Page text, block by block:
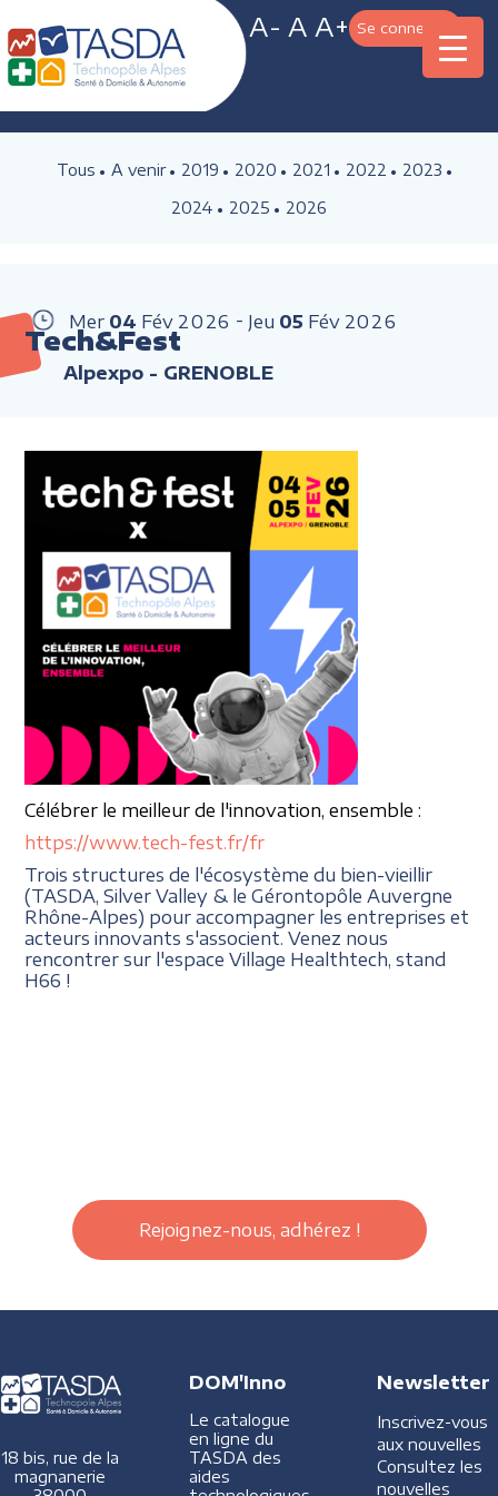
A- A A+ Se connecter
Tous A venir 2019 2020 2021 2022
2023
2024
2025 2026
Mer 04 Fév 2026 Jeu 05 Fév 2026
Tech&Fest
Alpexpo - GRENOBLE
Célébrer le meilleurde l'innovation, ensemble :
https://www.tech-fest.fr/fr
Trois structures de l'écosystème du bien-vieillir
(TASDA, Silver Valley & le Gérontopôle Auvergne
Rhône-Alpes) pour accompagner les entreprises et
acteurs innovants s'associent. Venez nous
rencontrer sur l'espace Village Healthtech, stand
H66 !
Rejoignez-nous, adhérez !
18 bis, rue de la
magnanerie
DOM'Inno
Le catalogue
en ligne du
TASDA des
aides
Newsletter
Inscrivez-vous
aux nouvelles
Consultez les
nouvelles